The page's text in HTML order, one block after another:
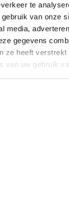
te
van onze
media,
gegevens
ze heeft verstrekt
van uw gebruik
Adidas